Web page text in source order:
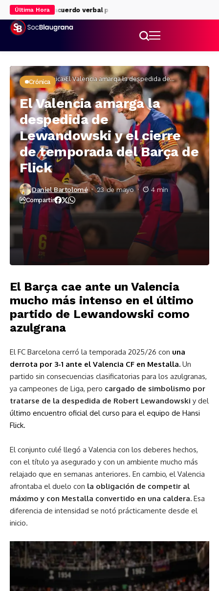
Última Hora
Liverpool: acuerdo verbal para su cesión
Inicio Crónica El Valencia amarga la despedida de
Lewandowski y el cierre de temporada del Barça
de Flick
Crónica
El Valencia amarga la
despedida de
Lewandowski y el cierre
de temporada del Barça de
Flick
Daniel Bartolomé 23 de mayo 4 min
Compartir
El Barça cae ante un Valencia
mucho más intenso en el último
partido de Lewandowski como
azulgrana
ElFC Barcelona cerró la temporada 2025/26 con una
derrota por 3-1 ante el Valencia CF en Mestalla. Un
partido sin consecuencias clasificatorias para los azulgranas,
ya campeones de Liga, pero cargado de simbolismo por
tratarse de la despedida de Robert Lewandowski y del
último encuentro oficial del curso para el equipo de Hansi
Flick.
El conjunto culé llegó a Valencia con los deberes hechos,
con el título ya asegurado y con un ambiente mucho más
relajado que en semanas anteriores. En cambio, el Valencia
afrontaba el duelo con la obligación de competir al
máximo y con Mestalla convertido en una caldera. Esa
diferencia de intensidad se notó prácticamente desde el
inicio.